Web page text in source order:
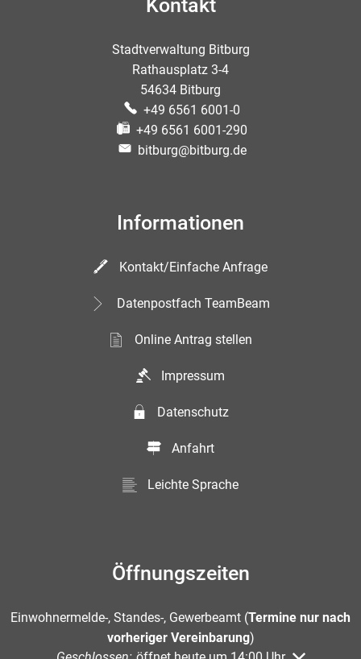
Kontakt
Stadtverwaltung Bitburg
Rathausplatz 3-4
54634 Bitburg
+49 6561 6001-0
+49 6561 6001-290
bitburg@bitburg.de
Informationen
Kontakt/Einfache Anfrage
Datenpostfach TeamBeam
Online Antrag stellen
Impressum
Datenschutz
Anfahrt
Leichte Sprache
Öffnungszeiten
Einwohnermelde-, Standes-, Gewerbeamt (Termine nur nach
vorheriger Vereinbarung)